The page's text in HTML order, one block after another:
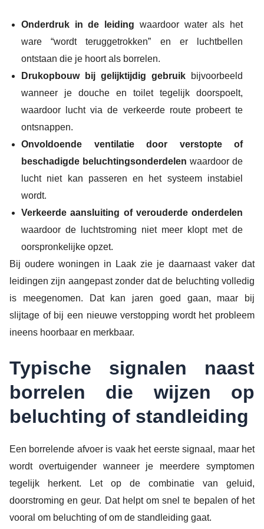
Onderdruk in de leiding waardoor water als het
ware “wordt teruggetrokken” en er luchtbellen
ontstaan die je hoort als borrelen.
Drukopbouw bij gelijktijdig gebruik bijvoorbeeld
wanneer je douche en toilet tegelijk doorspoelt,
waardoor lucht via de verkeerde route probeert te
ontsnappen.
Onvoldoende ventilatie door verstopte of
beschadigde beluchtingsonderdelen waardoor de
lucht niet kan passeren en het systeem instabiel
wordt.
Verkeerde aansluiting of verouderde onderdelen
waardoor de luchtstroming niet meer klopt met de
oorspronkelijke opzet.
Bij oudere woningen in Laak zie je daarnaast vaker dat
leidingen zijn aangepast zonder dat de beluchting volledig
is meegenomen. Dat kan jaren goed gaan, maar bij
slijtage of bij een nieuwe verstopping wordt het probleem
ineens hoorbaar en merkbaar.
Typische signalen naast
borrelen die wijzen op
beluchting of standleiding
Een borrelende afvoer is vaak het eerste signaal, maar het
wordt overtuigender wanneer je meerdere symptomen
tegelijk herkent. Let op de combinatie van geluid,
doorstroming en geur. Dat helpt om snel te bepalen of het
vooral om beluchting of om de standleiding gaat.